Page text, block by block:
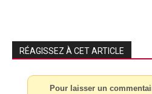
RÉAGISSEZ À CET ARTICLE
Pour laisser un